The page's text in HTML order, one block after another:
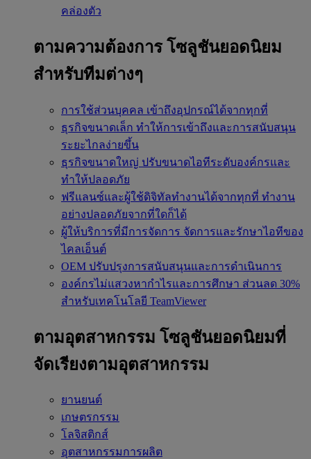
คล่องตัว
ตามความต้องการ โซลูชันยอดนิยม
สำหรับทีมต่างๆ
การใช้ส่วนบุคคล เข้าถึงอุปกรณ์ได้จากทุกที่
ธุรกิจขนาดเล็ก ทำให้การเข้าถึงและการสนับสนุน
ระยะไกลง่ายขึ้น
ธุรกิจขนาดใหญ่ ปรับขนาดไอทีระดับองค์กรและ
ทำให้ปลอดภัย
ฟรีแลนซ์และผู้ใช้ดิจิทัลทำงานได้จากทุกที่ ทำงาน
อย่างปลอดภัยจากที่ใดก็ได้
ผู้ให้บริการที่มีการจัดการ จัดการและรักษาไอทีของ
ไคลเอ็นต์
OEM ปรับปรุงการสนับสนุนและการดำเนินการ
องค์กรไม่แสวงหากำไรและการศึกษา ส่วนลด 30%
สำหรับเทคโนโลยี TeamViewer
ตามอุตสาหกรรม โซลูชันยอดนิยมที่
จัดเรียงตามอุตสาหกรรม
ยานยนต์
เกษตรกรรม
โลจิสติกส์
อุตสาหกรรมการผลิต